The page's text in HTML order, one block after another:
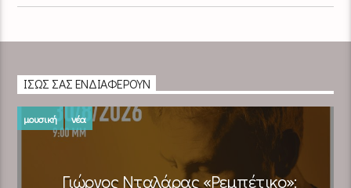
ΊΣΩΣ ΣΑΣ ΕΝΔΙΑΦΈΡΟΥΝ
μουσική νέα
Γιώργος Νταλάρας «Ρεμπέτικο»: